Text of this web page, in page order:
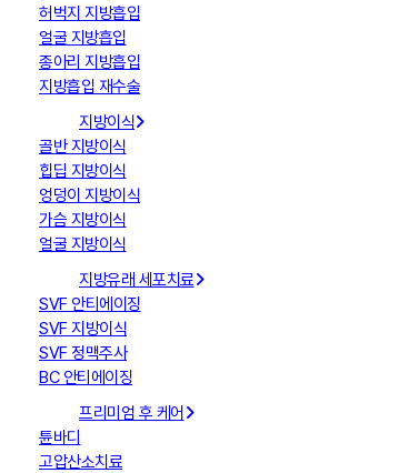
허벅지 지방흡입
얼굴 지방흡입
종아리 지방흡입
지방흡입 재수술
지방이식
골반 지방이식
힙딥 지방이식
엉덩이 지방이식
가슴 지방이식
얼굴 지방이식
지방유래 세포치료
SVF 안티에이징
SVF 지방이식
SVF 정맥주사
BC 안티에이징
프리미엄 후 케어
튠바디
고압산소치료